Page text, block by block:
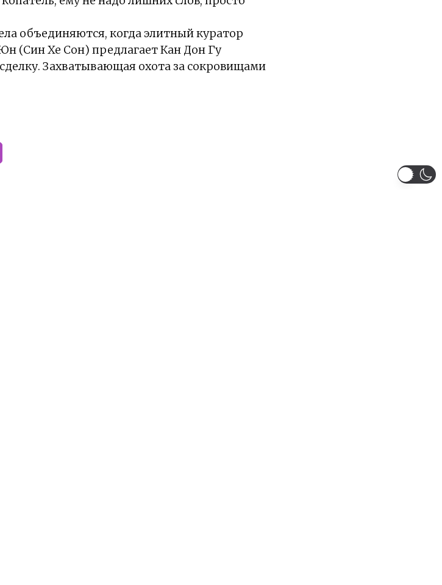
объединяются, когда элитный куратор
(Cин Хе Сон) предлагает Кан Дон Гу
Захватывающая охота за сокровищами